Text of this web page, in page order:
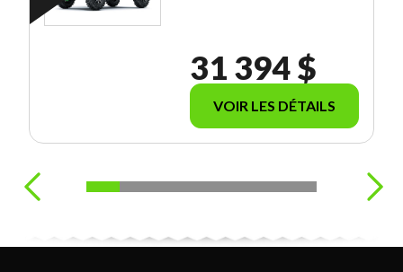
31 394 $
VOIR LES DÉTAILS